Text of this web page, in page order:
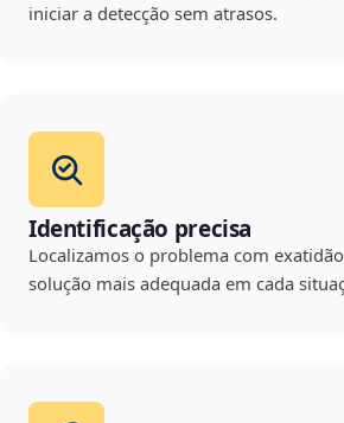
iniciar a detecção sem atrasos.
Identificação precisa
Localizamos o problema com
solução mais adequada em cada